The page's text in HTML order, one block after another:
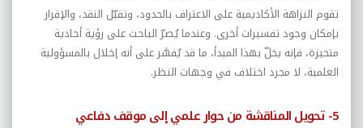
تقوم النزاهة الأكاديمية على الاعتراف بالحدود، وتقبّل النقد، والإقرار
بإمكان وجود تفسيرات أخرى. وعندما يُصرّ الباحث على رؤية أحادية
متحيزة، فإنه يخلّ بهذا المبدأ، ما قد يُفسَّر على أنه إخلال بالمسؤولية
العلمية، لا مجرد اختلاف في وجهات النظر.
5- تحويل المناقشة من حوار علمي إلى موقف دفاعي